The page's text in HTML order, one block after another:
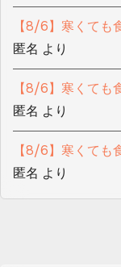
【8/6】寒くても
匿名 より
【8/6】寒くても
匿名 より
【8/6】寒くても
匿名 より